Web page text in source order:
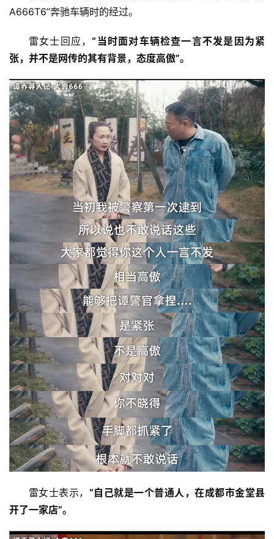
首
页
资
讯
商
业
消
费
生
活
科
财
登录 注册
A666T6”奔驰车辆时的经过。
雷女士回应，“当时面对车辆检查一言不发是因为紧
张，并不是网传的其有背景，态度高傲”。
雷女士表示， “自己就是一个普通人，在成都市金堂县
开了一家店”。